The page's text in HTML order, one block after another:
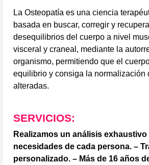
La Osteopatía es una ciencia
basada en buscar, corregir y
desequilibrios del cuerpo a nivel
visceral y craneal, mediante la
organismo, permitiendo que el
equilibrio y consiga la normalización
alteradas.
SERVICIOS:
Realizamos un análisis
necesidades de cada persona. –
personalizado. – Más de 16 años